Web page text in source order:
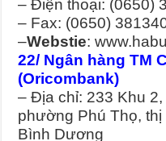
– Điện thoại: (0650)
– Fax: (0650)
–Webstie:
22/ Ngân hàng TM
(Oricombank)
– Địa chỉ: 233 Khu
phường Phú Thọ,
Bình Dương